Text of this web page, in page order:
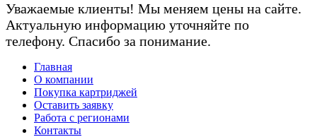
Уважаемые клиенты! Мы меняем цены на сайте.
Актуальную информацию уточняйте по
телефону. Спасибо за понимание.
Главная
О компании
Покупка картриджей
Оставить заявку
Работа с регионами
Контакты